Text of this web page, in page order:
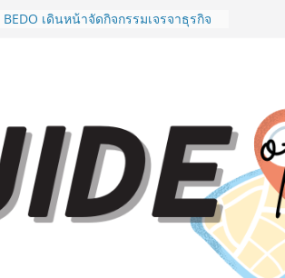
ยาวนานกว่า 20 ปี ต่อยอดเสิร์ฟความ
พาณิชย์อย่างยั่งยืน
LORDNINE จัดศึกคนดังสายเกม ไทย
ปะทะ ฟิลิปปินส์ ใน “Rise of the Tenth
Lord” เปิดสงครามกิลด์ข้ามประเทศ
ฉลองเซิร์ฟเวอร์ใหม่ เฮเลนา
Guangzhou Yinghao School เผยวิสัย
ทัศน์การศึกษาที่พร้อมรับอนาคต “เราไม่